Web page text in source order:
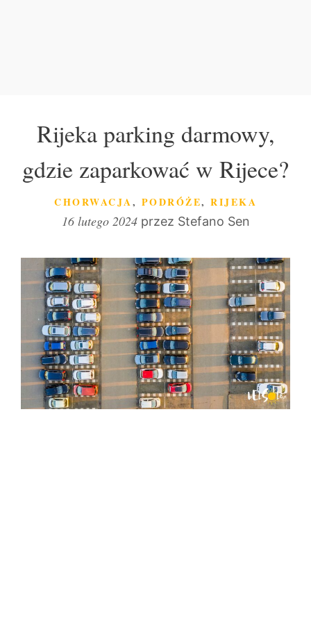
Rijeka parking darmowy,
gdzie zaparkować w Rijece?
KATEGORIE
CHORWACJA, PODRÓŻE, RIJEKA
16 lutego 2024 przez Stefano Sen